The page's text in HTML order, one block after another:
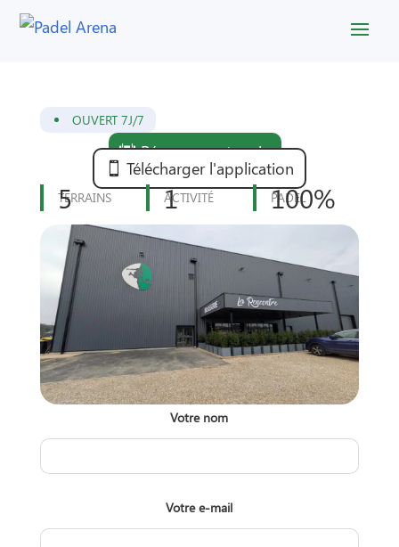
OUVERT 7J/7
Réserver un terrain
Télécharger l'application
5
TERRAINS 1
ACTIVITÉ 100%
PADEL
Votre nom
Votre e-mail